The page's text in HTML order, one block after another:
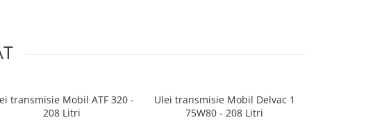
transmisie Mobil ATF 320 -
208 Litri
Ulei transmisie Mobil Delvac 1
75W80 - 208 Litri